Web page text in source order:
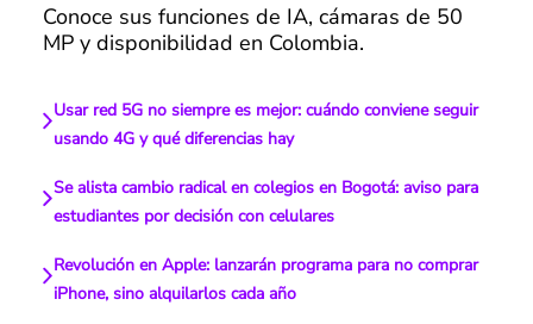
Conoce sus funciones de IA, cámaras de 50
MP y disponibilidad en Colombia.
Usar red 5G no siempre es mejor: cuándo conviene seguir
usando 4G y qué diferencias hay
Se alista cambio radical en colegios en Bogotá: aviso para
estudiantes por decisión con celulares
Revolución en Apple: lanzarán programa para no comprar
iPhone, sino alquilarlos cada año